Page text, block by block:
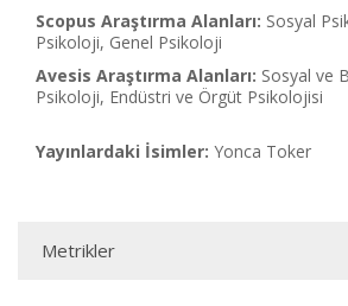
Scopus Araştırma Alanları: Sosyal
Psikoloji, Genel Psikoloji
Avesis Araştırma Alanları: Sosyal ve
Psikoloji, Endüstri ve Örgüt Psikolojisi
Yayınlardaki İsimler: Yonca Toker
Metrikler